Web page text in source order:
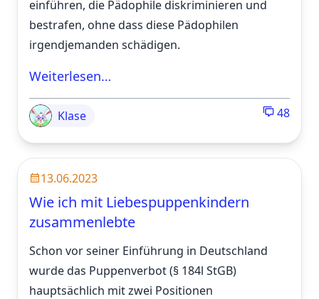
einführen, die Pädophile diskriminieren und
bestrafen, ohne dass diese Pädophilen
irgendjemanden schädigen.
Weiterlesen…
Klase 48
13.06.2023
Wie ich mit Liebespuppenkindern
zusammenlebte
Schon vor seiner Einführung in Deutschland
wurde das Puppenverbot (§ 184l StGB)
hauptsächlich mit zwei Positionen